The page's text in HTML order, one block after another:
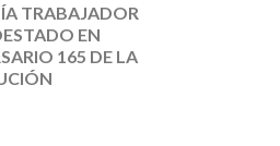
TRABAJADOR
EN
165 DE LA